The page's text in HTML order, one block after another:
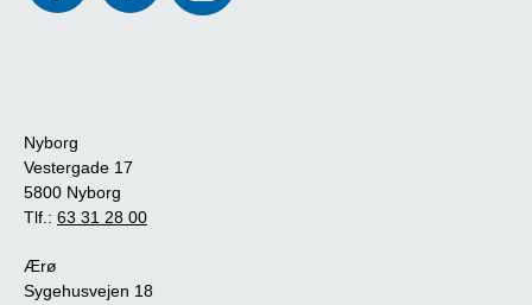
Nyborg
Vestergade 17
5800 Nyborg
Tlf.: 63 31 28 00
Ærø
Sygehusvejen 18